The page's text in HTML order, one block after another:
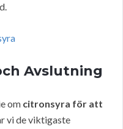
Avslutning
om citronsyra för att
vi de viktigaste